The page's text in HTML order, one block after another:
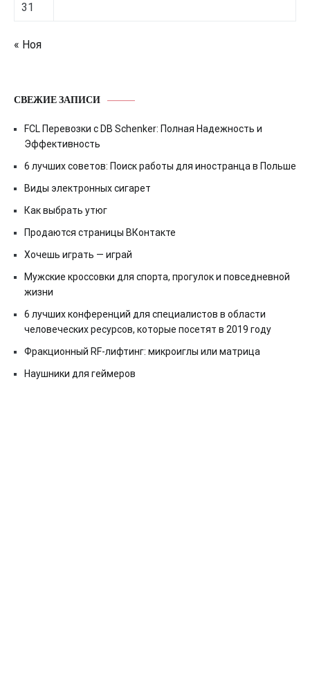
31
« Ноя
СВЕЖИЕ ЗАПИСИ
FCL Перевозки с DB Schenker: Полная Надежность и
Эффективность
6 лучших советов: Поиск работы для иностранца в Польше
Виды электронных сигарет
Как выбрать утюг
Продаются страницы ВКонтакте
Хочешь играть — играй
Мужские кроссовки для спорта, прогулок и повседневной
жизни
6 лучших конференций для специалистов в области
человеческих ресурсов, которые посетят в 2019 году
Фракционный RF-лифтинг: микроиглы или матрица
Наушники для геймеров